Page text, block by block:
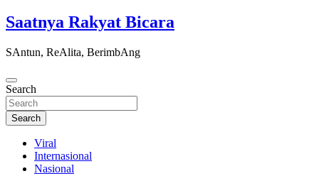
Saatnya Rakyat Bicara
SAntun, ReAlita, BerimbAng
Search
Search
Viral
Internasional
Nasional